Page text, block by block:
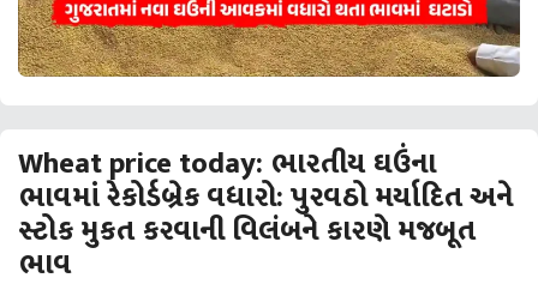
Wheat price today: ભારતીય ઘઉંના
ભાવમાં રેકોર્ડબ્રેક વધારો: પુરવઠો મર્યાદિત અને
સ્ટોક મુકત કરવાની વિલંબને કારણે મજબૂત
ભાવ